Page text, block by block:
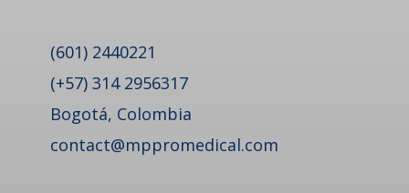
(601) 2440221
(+57) 314 2956317
Bogotá, Colombia
contact@mppromedical.com